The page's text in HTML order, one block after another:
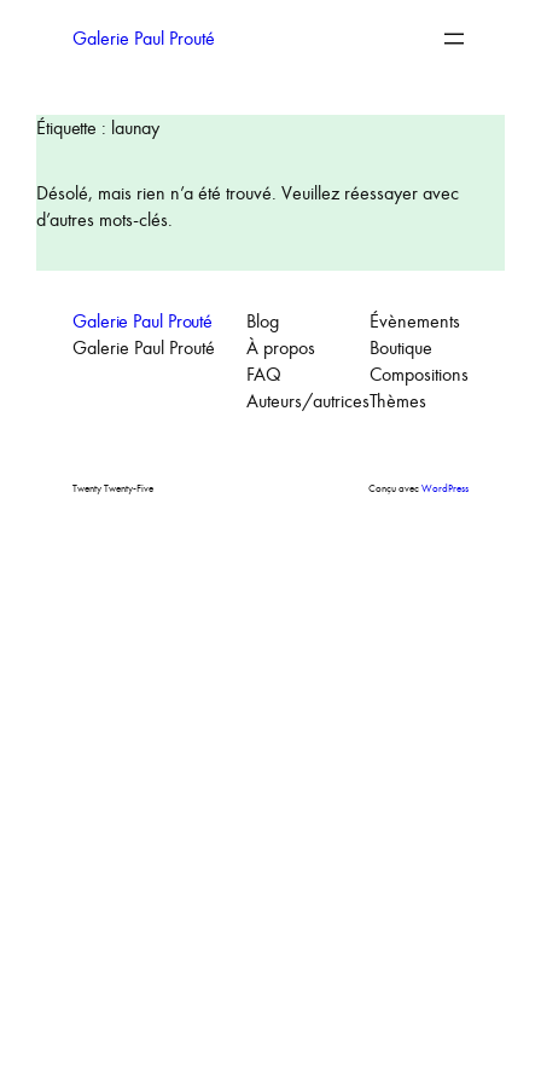
Galerie Paul Prouté
Étiquette : launay
Désolé, mais rien n’a été trouvé. Veuillez réessayer avec
d’autres mots-clés.
Galerie Paul Prouté
Galerie Paul Prouté
Blog
À propos
FAQ
Auteurs/autrices
Évènements
Boutique
Compositions
Thèmes
Twenty Twenty-Five Conçu avecWordPress